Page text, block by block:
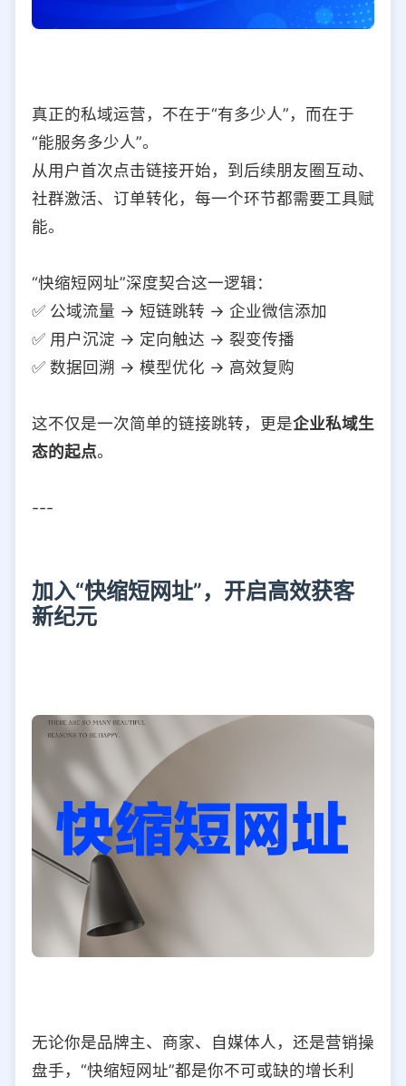
真正的私域运营，不在于“有多少人”，而在于
“能服务多少人”。
从用户首次点击链接开始，到后续朋友圈互动、
社群激活、订单转化，每一个环节都需要工具赋
能。
“快缩短网址”深度契合这一逻辑：
✅ 公域流量 → 短链跳转 → 企业微信添加
✅ 用户沉淀 → 定向触达 → 裂变传播
✅ 数据回溯 → 模型优化 → 高效复购
这不仅是一次简单的链接跳转，更是企业私域生
态的起点。
---
加入“快缩短网址”，开启高效获客
新纪元
无论你是品牌主、商家、自媒体人，还是营销操
盘手，“快缩短网址”都是你不可或缺的增长利